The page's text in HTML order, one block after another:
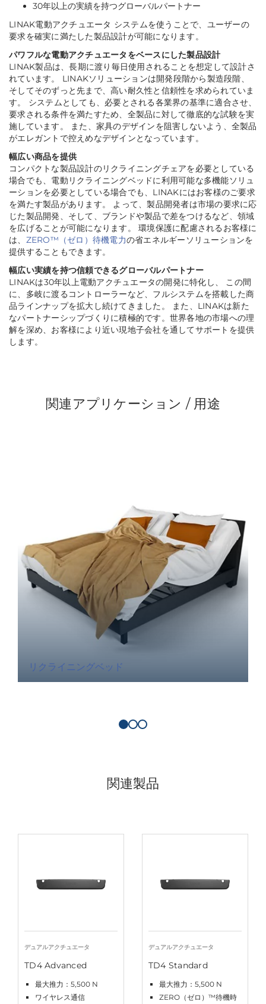
30年以上の実績を持つグローバルパートナー
LINAK電動アクチュエータ システムを使うことで、ユーザーの
要求を確実に満たした製品設計が可能になります。
パワフルな電動アクチュエータをベースにした製品設計
LINAK製品は、長期に渡り毎日使用されることを想定して設計さ
れています。 LINAKソリューションは開発段階から製造段階、
そしてそのずっと先まで、高い耐久性と信頼性を求められていま
す。 システムとしても、必要とされる各業界の基準に適合させ、
要求される条件を満たすため、全製品に対して徹底的な試験を実
施しています。 また、家具のデザインを阻害しないよう、全製品
がエレガントで控えめなデザインとなっています。
幅広い商品を提供
コンパクトな製品設計のリクライニングチェアを必要としている
場合でも、電動リクライニングベッドに利用可能な多機能ソリュ
ーションを必要としている場合でも、LINAKにはお客様のご要求
を満たす製品があります。 よって、製品開発者は市場の要求に応
じた製品開発、そして、ブランドや製品で差をつけるなど、領域
を広げることが可能になります。 環境保護に配慮されるお客様に
は、 ZERO™（ゼロ）待機電力の省エネルギーソリューションを
提供することもできます。
幅広い実績を持つ信頼できるグローバルパートナー
LINAKは30年以上電動アクチュエータの開発に特化し、 この間
に、多岐に渡るコントローラーなど、フルシステムを搭載した商
品ラインナップを拡大し続けてきました。 また、LINAKは新た
なパートナーシップづくりに積極的です。世界各地の市場への理
解を深め、お客様により近い現地子会社を通してサポートを提供
します。
関連アプリケーション / 用途
リクライニングベッド
関連製品
デュアルアクチュエータ
TD4 Advanced
最大推力：5,500 N
ワイヤレス通信
デュアルアクチュエータ
TD4 Standard
最大推力：5,500 N
ZERO（ゼロ）™待機時